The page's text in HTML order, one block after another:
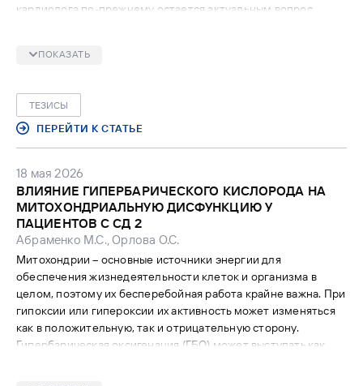
кардиолога по-прежнему остается актуальным вопрос
ПОКАЗАТЬ
ТЕЗИСЫ
ПЕРЕЙТИ К СТАТЬЕ
18 мая 2026
ВЛИЯНИЕ ГИПЕРБАРИЧЕСКОГО КИСЛОРОДА НА
МИТОХОНДРИАЛЬНУЮ ДИСФУНКЦИЮ У
ПАЦИЕНТОВ С СД 2
Абраменко М.С., Орлова О.С.
Митохондрии – основные источники энергии для
обеспечения жизнедеятельности клеток и организма в
целом, поэтому их бесперебойная работа крайне важна. При
гипоксии или гипероксии их активность может изменяться
как в положительную, так и отрицательную сторону.
Гипербарическая оксигенация (ГБО) может выступать как